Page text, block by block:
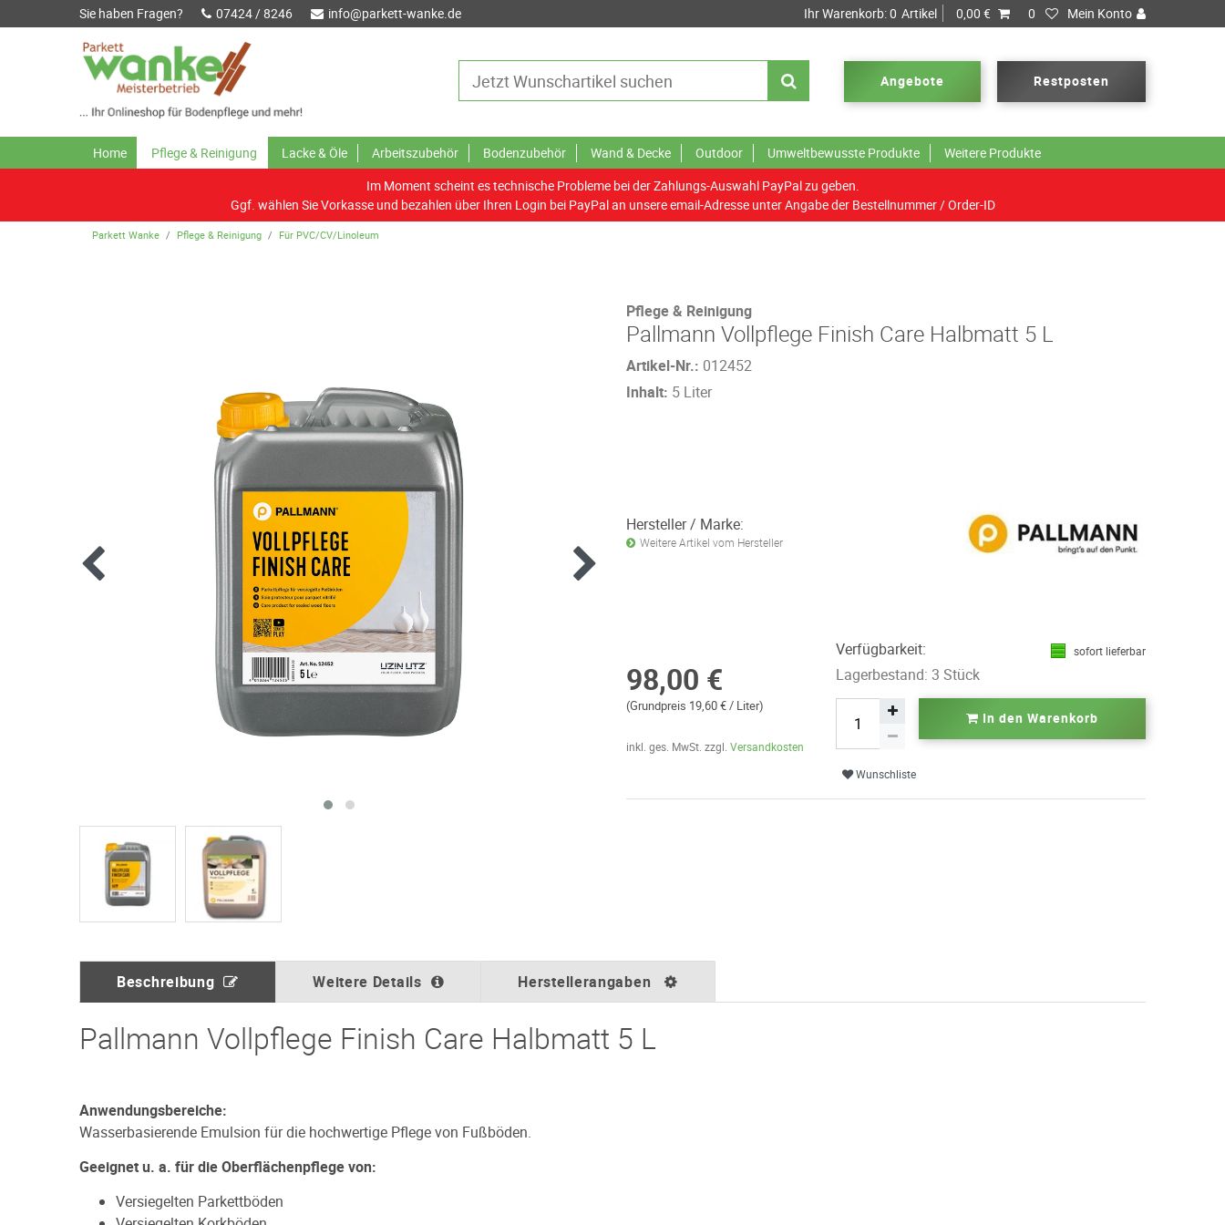
Sie haben Fragen? 07424 / 8246 info@parkett-wanke.de Mein Konto
0
Ihr Warenkorb:0 Artikel 0,00 €
Angebote Restposten
Home Pflege & Reinigung Lacke & Öle Arbeitszubehör Bodenzubehör Wand & Decke Outdoor Umweltbewusste Produkte
Weitere Produkte
Im Moment scheint es technische Probleme bei der Zahlungs-Auswahl PayPal zu geben.
Ggf. wählen Sie Vorkasse und bezahlen über Ihren Login bei PayPal an unsere email-Adresse unter Angabe der Bestellnummer / Order-ID
Parkett Wanke Pflege & Reinigung Für PVC/CV/Linoleum
Pflege & Reinigung
Pallmann Vollpflege Finish Care Halbmatt 5 L
Artikel-Nr.: 012452
Inhalt: 5 Liter
Hersteller / Marke:
Weitere Artikel vom Hersteller
98,00 €
(Grundpreis 19,60 € / Liter)
inkl. ges. MwSt. zzgl. Versandkosten
Verfügbarkeit: sofort lieferbar
Lagerbestand: 3 Stück
In den Warenkorb
Wunschliste
Beschreibung Weitere Details Herstellerangaben
Pallmann Vollpflege Finish Care Halbmatt 5 L
Anwendungsbereiche:
Wasserbasierende Emulsion für die hochwertige Pflege von Fußböden.
Geeignet u. a. für die Oberflächenpflege von:
Versiegelten Parkettböden